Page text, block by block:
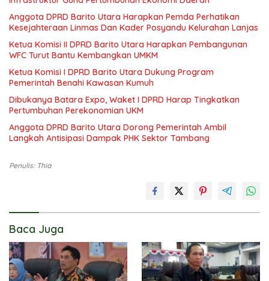
Anggota DPRD Barito Utara Harapkan Pemda Perhatikan
Kesejahteraan Linmas Dan Kader Posyandu Kelurahan Lanjas
Ketua Komisi II DPRD Barito Utara Harapkan Pembangunan
WFC Turut Bantu Kembangkan UMKM
Ketua Komisi I DPRD Barito Utara Dukung Program
Pemerintah Benahi Kawasan Kumuh
Dibukanya Batara Expo, Waket I DPRD Harap Tingkatkan
Pertumbuhan Perekonomian UKM
Anggota DPRD Barito Utara Dorong Pemerintah Ambil
Langkah Antisipasi Dampak PHK Sektor Tambang
Penulis: Thia
Baca Juga